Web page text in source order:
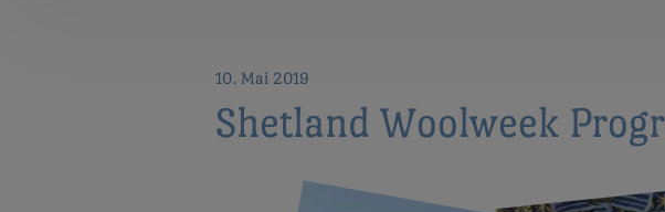
10. Mai 2019
Shetland Woolweek